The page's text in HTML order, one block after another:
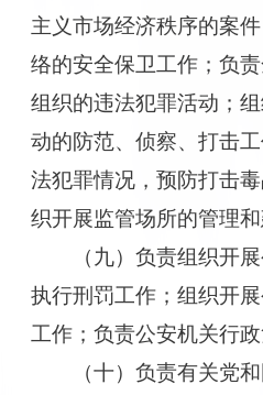
主义市场经济秩序的案
络的安全保卫工作；负
组织的违法犯罪活动；
动的防范、侦察、打击
法犯罪情况，预防打击
织开展监管场所的管理和
（九）负责组织开
执行刑罚工作；组织开
工作；负责公安机关行政
（十）负责有关党